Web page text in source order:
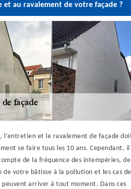
et au ravalement de votre façade ?
l’entretien et le ravalement de façade
se faire tous les 10 ans. Cependant, il
de la fréquence des intempéries, de
de votre bâtisse à la pollution et les cas de
peuvent arriver à tout moment. Dans ces